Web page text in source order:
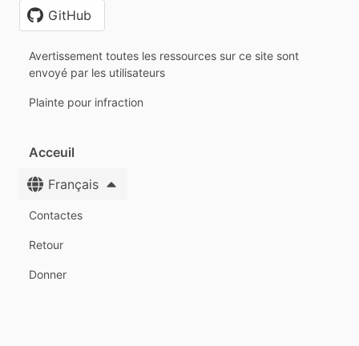
GitHub
Avertissement toutes les ressources sur ce site sont
envoyé par les utilisateurs
Plainte pour infraction
Acceuil
Français
Contactes
Retour
Donner